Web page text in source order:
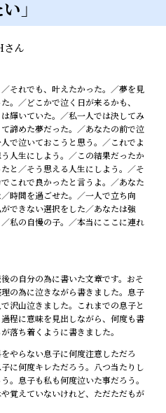
」
さん
それでも、叶えたかった。／夢を見
。／どこかで泣く日が来るかも、
輝いていた。／私一人では決してみ
諦めた夢だった。／あなたの前で泣
で泣いておこうと思う。／これでよ
人生にしよう。／この結果だったか
と／そう思える人生にしよう。／そ
これで良かったと言うよ。／あなた
時間を過ごせた。／一人で立ち向
できない選択をした／あなたは強
私の自慢の子。／本当にここに連れ
の自分の為に書いた文章です。おそ
の為に泣きながら書きました。息子
沢山泣きました。これまでの息子と
程に意味を見出しながら、何度も書
落ち着くように書きました。
やらない息子に何度注意しただろ
に何度キレただろう。八つ当たりし
。息子も私も何度泣いた事だろう。
覚えていないけれど、ただただもが